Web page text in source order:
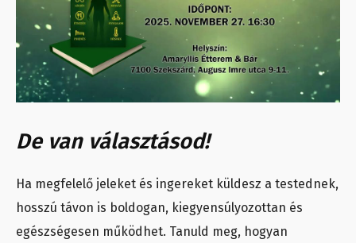
De van választásod!
Ha megfelelő jeleket és ingereket küldesz a testednek,
hosszú távon is boldogan, kiegyensúlyozottan és
egészségesen működhet. Tanuld meg, hogyan